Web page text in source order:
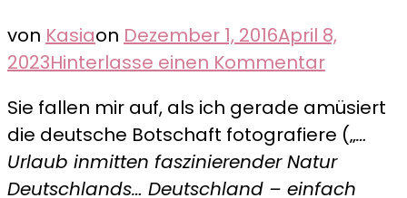
von Kasiaon Dezember 1, 2016April 8,
2023Hinterlasse einen Kommentarzu
kleines,
Dorf
Sie fallen mir auf, als ich gerade amüsiert
die deutsche Botschaft fotografiere („…
Urlaub inmitten faszinierender Natur
Deutschlands… Deutschland – einfach